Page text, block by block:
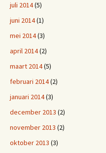
juli 2014(5)
juni 2014(1)
mei 2014(3)
april 2014(2)
maart 2014(5)
februari 2014(2)
januari 2014(3)
december 2013 (2)
november 2013 (2)
oktober 2013 (3)